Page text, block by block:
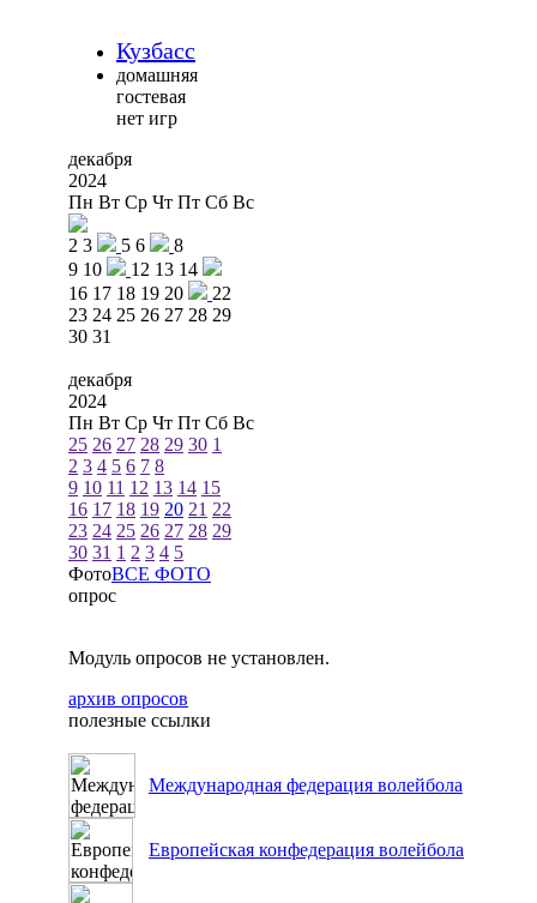
Кузбасс
домашняя
гостевая
нет игр
декабря
2024
Пн Вт Ср Чт Пт Сб Вс
2 3 5 6
8
9 10 12 13 14
16 17 18 19 20
22
23 24 25 26 27 28 29
30 31
декабря
2024
Пн Вт Ср Чт Пт Сб Вс
25 26 27 28 29 30 1
2 3 4 5 6 7 8
9 10 11 12 13 14 15
16 17 18 19 20 21 22
23 24 25 26 27 28 29
30 31 1 2 3 4 5
ФотоВСЕ ФОТО
опрос
Модуль опросов не установлен.
архив опросов
полезные ссылки
Международная федерация волейбола
Европейская конфедерация волейбола